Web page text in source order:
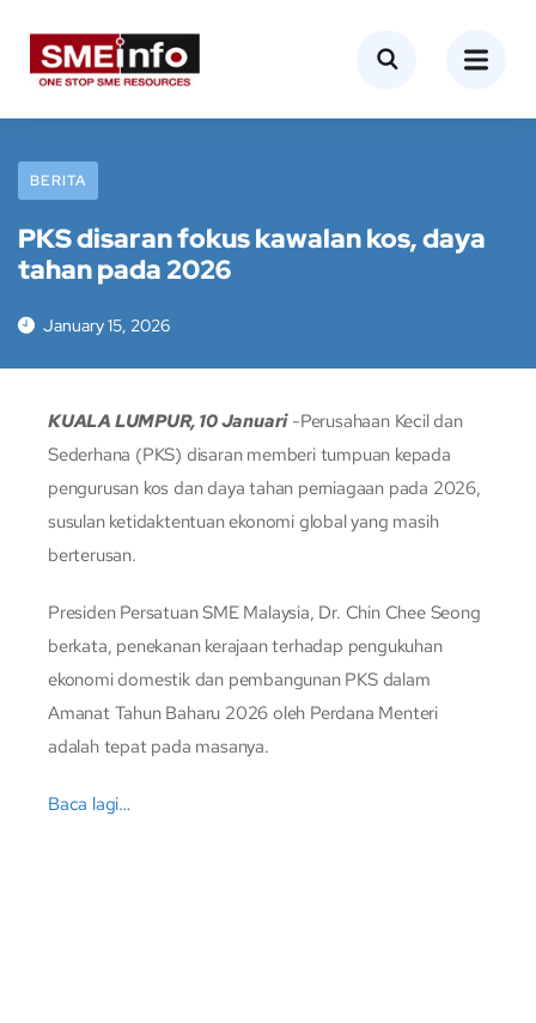
BERITA
PKS disaran fokus kawalan kos, daya
tahan pada 2026
January 15, 2026
KUALA LUMPUR, 10 Januari-Perusahaan Kecil dan
Sederhana (PKS) disaran memberi tumpuan kepada
pengurusan kos dan daya tahan perniagaan pada 2026,
susulan ketidaktentuan ekonomi global yang masih
berterusan.
Presiden Persatuan SME Malaysia, Dr. Chin Chee Seong
berkata, penekanan kerajaan terhadap pengukuhan
ekonomi domestik dan pembangunan PKS dalam
Amanat Tahun Baharu 2026 oleh Perdana Menteri
adalah tepat pada masanya.
Baca lagi…